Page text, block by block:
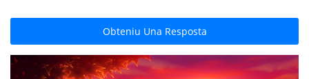
Obteniu Una Resposta